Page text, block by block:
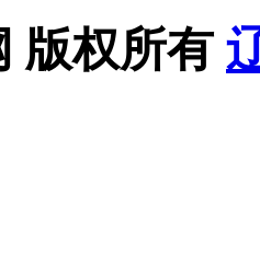
版权所有